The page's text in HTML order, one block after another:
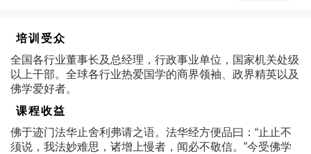
培训受众
全国各行业董事长及总经理，行政事业单位，国家机关处级
以上干部。全球各行业热爱国学的商界领袖、政界精英以及
佛学爱好者。
课程收益
佛于迹门法华止舍利弗请之语。法华经方便品曰：“止止不
须说，我法妙难思，诸增上慢者，闻必不敬信。”今受佛学